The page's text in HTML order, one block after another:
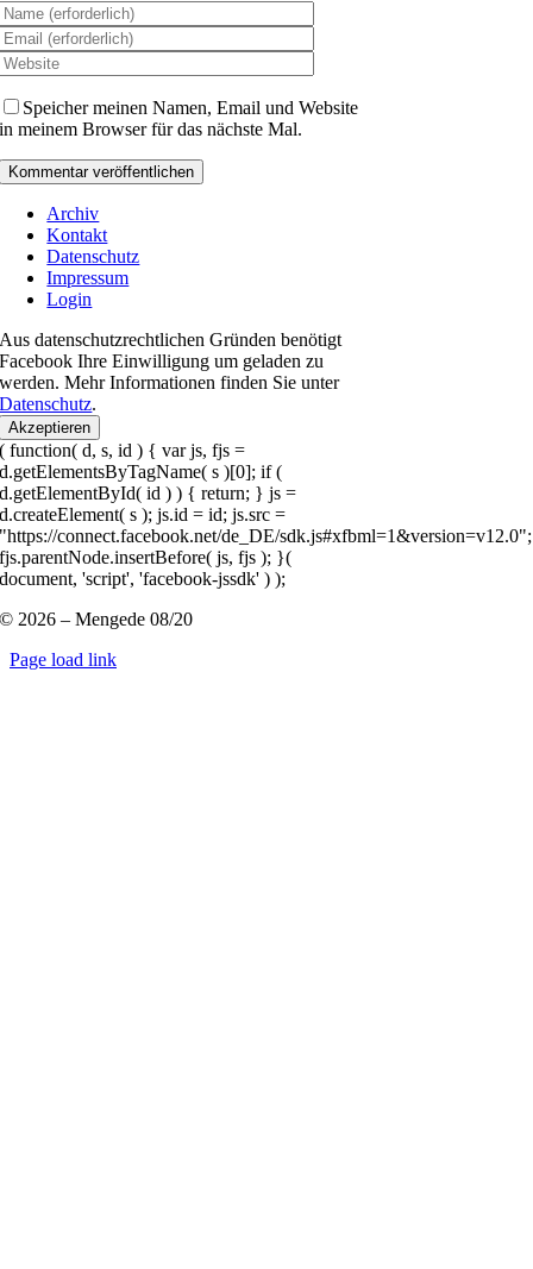
Speicher meinen Namen, Email und Website
in meinem Browser für das nächste Mal.
Archiv
Kontakt
Datenschutz
Impressum
Login
Aus datenschutzrechtlichen Gründen benötigt
Facebook Ihre Einwilligung um geladen zu
werden. Mehr Informationen finden Sie unter
Datenschutz.
Akzeptieren
( function( d, s, id ) { var js, fjs =
d.getElementsByTagName( s )[0]; if (
d.getElementById( id ) ) { return; } js =
d.createElement( s ); js.id = id; js.src =
"https://connect.facebook.net/de_DE/sdk.js#xfbml=1&version=v12.0";
fjs.parentNode.insertBefore( js, fjs ); }(
document, 'script', 'facebook-jssdk' ) );
© 2026 – Mengede 08/20
Page load link